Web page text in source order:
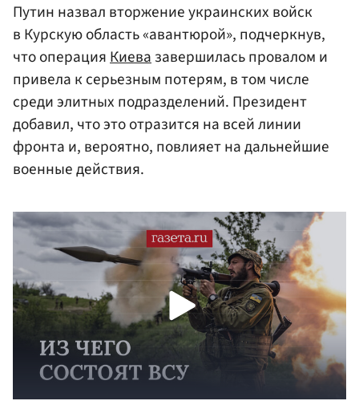
Путин назвал вторжение украинских войск
в Курскую область «авантюрой», подчеркнув,
что операцияКиевазавершилась провалом и
привела к серьезным потерям, в том числе
среди элитных подразделений. Президент
добавил, что это отразится на всей линии
фронта и, вероятно, повлияет на дальнейшие
военные действия.